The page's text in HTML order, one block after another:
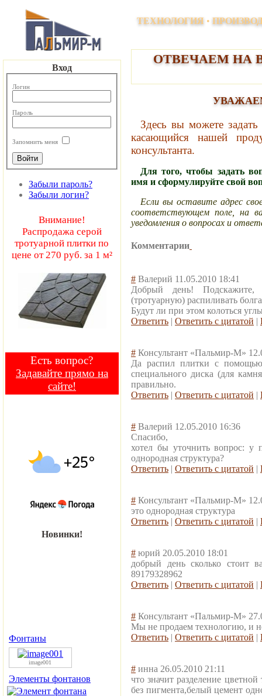
Вход
Логин
Пароль
Запомнить меня
Забыли пароль?
Забыли логин?
Внимание!
Распродажа серой
тротуарной плитки по
цене от 270 руб. за 1 м²
Есть вопрос?
Задавайте прямо на
сайте!
Новинки!
Фонтаны
image001
Элементы фонтанов
ТЕХНОЛОГИЯ •
ОТВЕЧАЕМ НА
Здесь вы можете
касающийся нашей
консультанта.
Для того, чтобы задать
имя и сформулируйте свой
Если вы оставите адрес
соответствующем поле, на
уведомления о вопросах и
Комментарии
# Валерий 11.05.2010 18:41
Добрый день!
(тротуарную) распиливать
Будут ли при этом колоться
Ответить
Ответить с цитатой
# Консультант «Пальмир-М»
Да распил плитки с
специального диска (для
правильно.
Ответить
Ответить с цитатой
# Валерий 12.05.2010 16:36
Спасибо,
хотел бы уточнить вопрос: у
однородная структура?
Ответить
Ответить с цитатой
# Консультант «Пальмир-М»
это однородная структура
Ответить
Ответить с цитатой
# юрий 20.05.2010 18:01
добрый день сколько стоит
89179328962
Ответить
Ответить с цитатой
# Консультант «Пальмир-М»
Мы не продаем технологию, и
Ответить
Ответить с цитатой
# инна 26.05.2010 21:11
что значит разделение
без пигмента,белый цемент